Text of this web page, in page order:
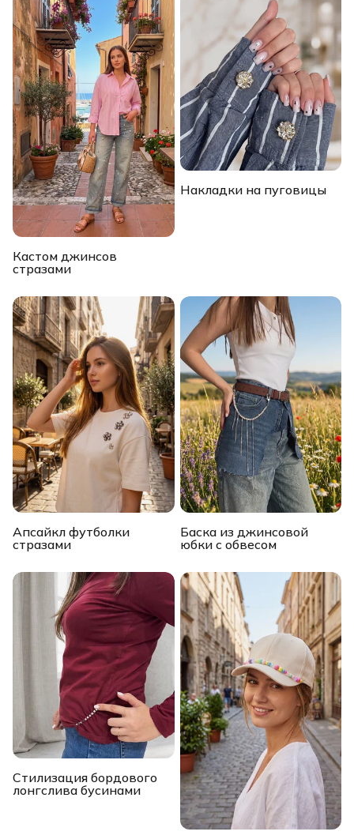
Кастом джинсов
стразами
Накладки на пуговицы
Апсайкл футболки
стразами
Баска из джинсовой
юбки с обвесом
Стилизация бордового
лонгслива бусинами